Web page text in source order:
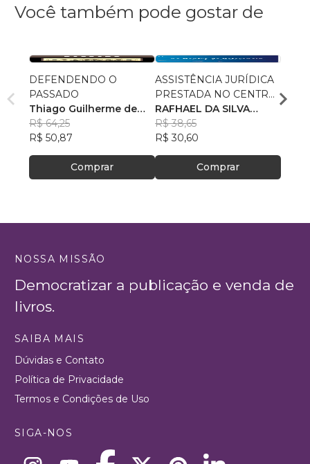
Você também pode gostar de
DEFENDENDO O
PASSADO
Thiago Guilherme de
Souza
R$ 64,25
R$ 50,87
Comprar
ASSISTÊNCIA JURÍDICA
PRESTADA NO CENTRO
DE REFERÊNCIA
ESPECIALIZADO DE
ASSISTÊNCIA SOCIAL–
CREAS
RAFHAEL DA SILVA
PETRÔNIO
R$ 38,65
R$ 30,60
Comprar
AS
NOSSA MISSÃO
Democratizar a publicação e venda de
livros.
SAIBA MAIS
Dúvidas e Contato
Política de Privacidade
Termos e Condições de Uso
SIGA-NOS